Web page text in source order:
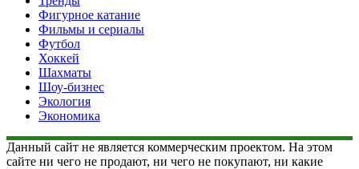
Фигурное катание
Фильмы и сериалы
Футбол
Хоккей
Шахматы
Шоу-бизнес
Экология
Экономика
Данный сайт не является коммерческим проектом. На этом
сайте ни чего не продают, ни чего не покупают, ни какие